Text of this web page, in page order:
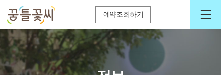
예약조회하기